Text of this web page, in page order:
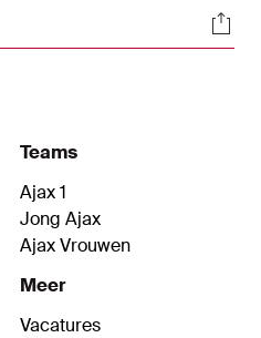
Met welke teamgenoot
Wat is hun ultieme
Teams
Ajax 1
Jong Ajax
Ajax Vrouwen
Meer
Vacatures